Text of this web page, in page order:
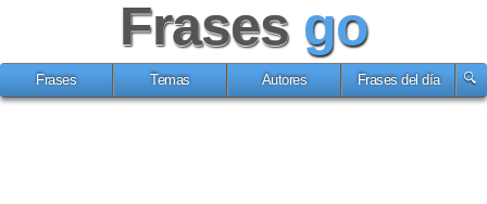
Frases go
Frases Temas Autores Frases del día